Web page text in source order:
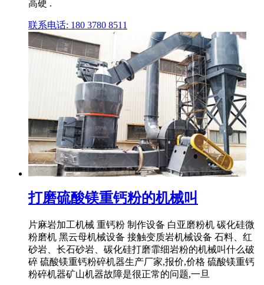
高硬 .
联系电话: 180 3780 8511
打磨硫酸镁重钙粉的机械叫
片麻岩加工机械 重钙粉 制作设备 白亚磨粉机 碳化硅微
粉磨机 黑云母机械设备 接触变质岩机械设备 石料、红
砂岩、长石砂岩、碳化硅打磨霏细岩粉的机械叫什么破
碎 硫酸镁重钙粉碎机器生产厂家,报价,价格 硫酸镁重钙
粉碎机器矿山机器故障是很正常的问题,一旦